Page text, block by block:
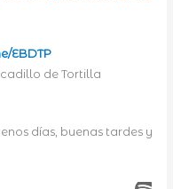
EBDTP
de Tortilla
días, buenas tardes y